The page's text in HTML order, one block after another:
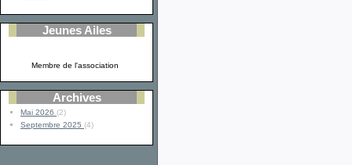
Jeunes Ailes
Membre de l'association
Archives
Mai 2026 (2)
Septembre 2025 (4)